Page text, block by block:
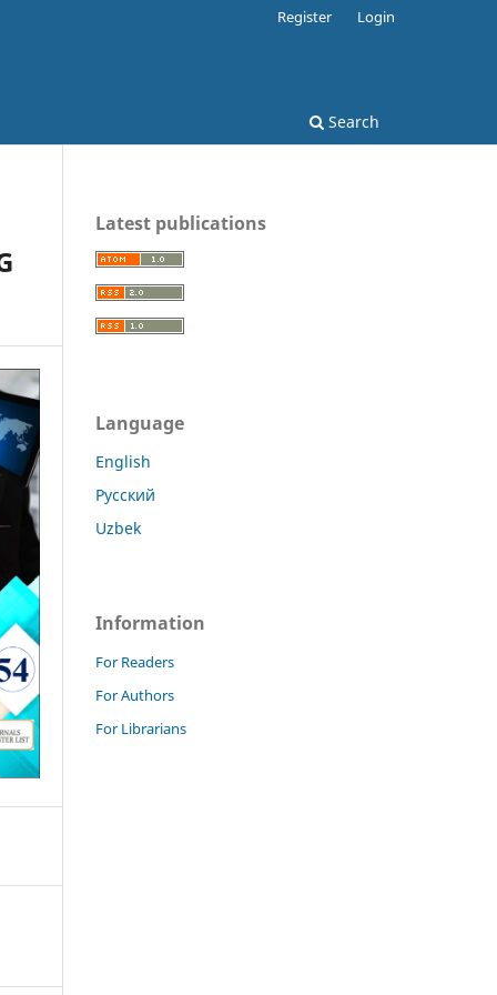
Search
Register Login
Latest publications
Language
English
Русский
Uzbek
Information
For Readers
For Authors
For Librarians